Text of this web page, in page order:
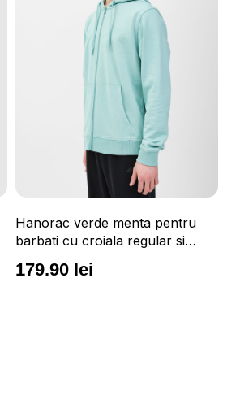
Hanorac verde menta pentru
barbati cu croiala regular si
gluga integrata 4F
179.90 lei